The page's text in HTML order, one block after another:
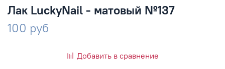
Лак LuckyNail - матовый №137
100 руб
Добавить в сравнение